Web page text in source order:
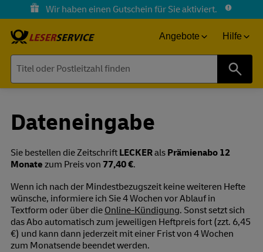
Wir haben einen Gutschein für Sie aktiviert.
Angebote Hilfe
Dateneingabe
Sie bestellen die Zeitschrift LECKERals Prämienabo 12
Monate zum Preis von 77,40 €.
Wenn ich nach der Mindestbezugszeit keine weiteren Hefte
wünsche, informiere ich Sie 4 Wochen vor Ablauf in
Textform oder über die Online-Kündigung. Sonst setzt sich
das Abo automatisch zum jeweiligen Heftpreis fort (zzt. 6,45
€) und kann dann jederzeit mit einer Frist von 4 Wochen
zum Monatsende beendet werden.